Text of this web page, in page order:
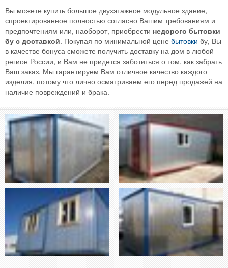
Вы можете купить большое двухэтажное модульное здание,
спроектированное полностью согласно Вашим требованиям и
предпочтениям или, наоборот, приобрести недорого бытовки
бу с доставкой. Покупая по минимальной цене бытовки бу, Вы
в качестве бонуса сможете получить доставку на дом в любой
регион России, и Вам не придется заботиться о том, как забрать
Ваш заказ. Мы гарантируем Вам отличное качество каждого
изделия, потому что лично осматриваем его перед продажей на
наличие повреждений и брака.